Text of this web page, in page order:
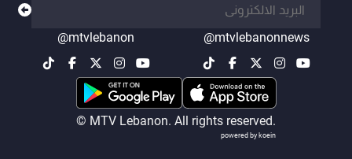
@mtvlebanonnews
@mtvlebanon
© MTV Lebanon. All rights reserved.
powered by koein